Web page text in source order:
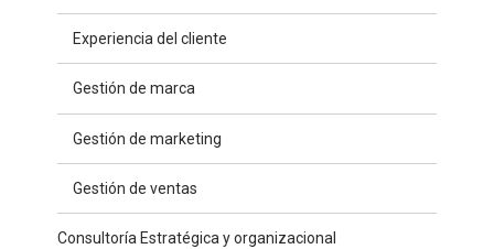
Experiencia del cliente
Gestión de marca
Gestión de marketing
Gestión de ventas
Consultoría Estratégica y organizacional